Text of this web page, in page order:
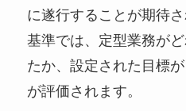
に遂行することが期待
基準では、定型業務が
たか、設定された目標
が評価されます。